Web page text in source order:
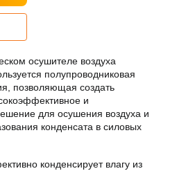
осушителе воздуха
полупроводниковая
, позволяющая создать
и
для осушения воздуха и
конденсата в силовых
конденсирует влагу из